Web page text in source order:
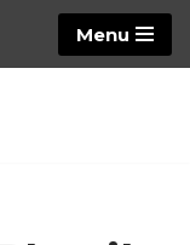
Menu